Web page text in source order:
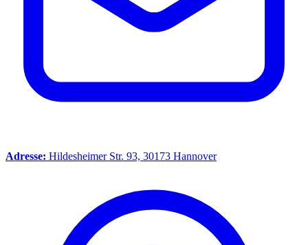
Adresse: Hildesheimer Str. 93, 30173 Hannover